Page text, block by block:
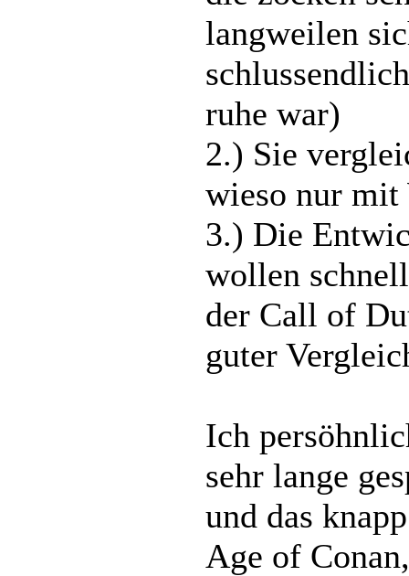
langweilen
ruhe war)
2.) Sie
wieso nur mit
3.) Die
wollen
der Call of
guter
Ich
sehr lange
und das
Age of